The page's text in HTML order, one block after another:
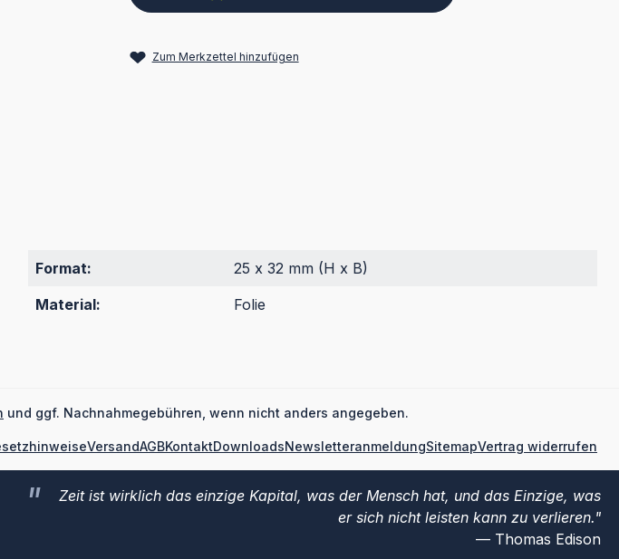
Zum Merkzettel hinzufügen
Format:
25 x 32 mm (H x B)
Material:
Folie
und ggf. Nachnahmegebühren, wenn nicht anders angegeben.
VersandAGBKontaktDownloadsNewsletteranmeldungSitemapVertrag widerrufen
Zeit ist wirklich das einzige Kapital, was der Mensch hat, und das Einzige, was
er sich nicht leisten kann zu verlieren.
Thomas Edison